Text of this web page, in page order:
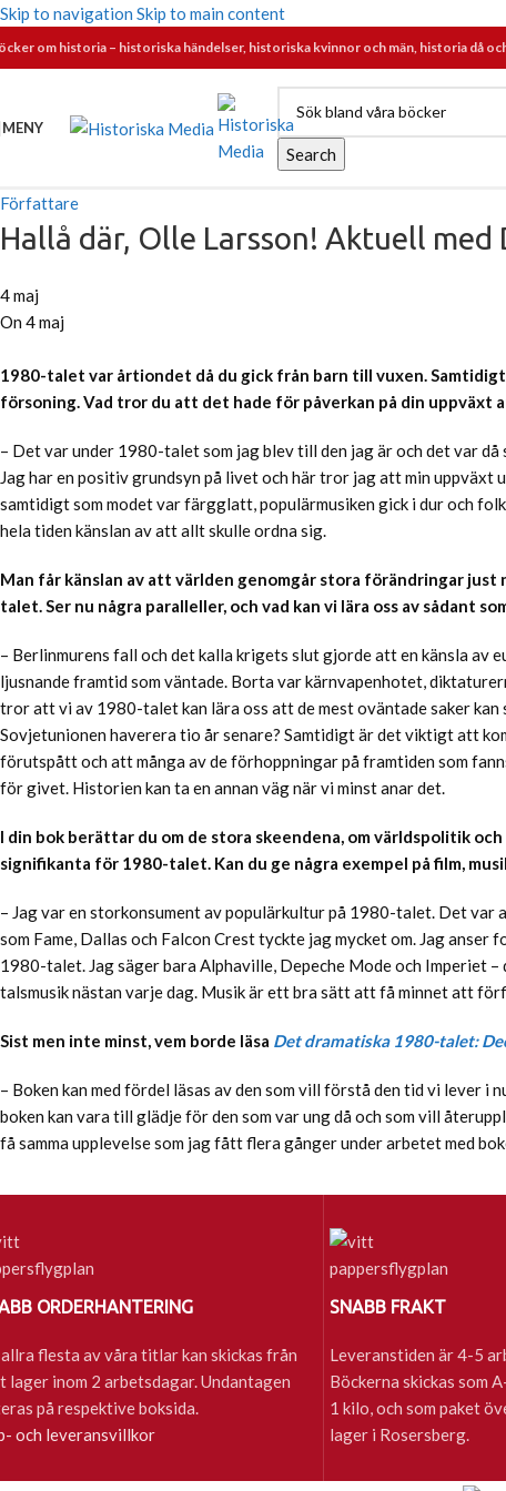
Skip to navigation Skip to main content
om historia – historiska händelser, historiska kvinnor och män, historia då
MENY
Search
Författare
Hallå där, Olle Larsson! Aktuell
4 maj
On 4 maj
1980-talet var årtiondet då du gick från barn till vuxen.
försoning. Vad tror du att det hade för påverkan på din uppväxt
– Det var under 1980-talet som jag blev till den jag är och det var
Jag har en positiv grundsyn på livet och här tror jag att min
samtidigt som modet var färgglatt, populärmusiken gick i dur och
hela tiden känslan av att allt skulle ordna sig.
Man får känslan av att världen genomgår stora förändringar just
talet. Ser nu några paralleller, och vad kan vi lära oss av sådant
– Berlinmurens fall och det kalla krigets slut gjorde att en känsla av
ljusnande framtid som väntade. Borta var kärnvapenhotet,
tror att vi av 1980-talet kan lära oss att de mest oväntade saker
Sovjetunionen haverera tio år senare? Samtidigt är det viktigt att
förutspått och att många av de förhoppningar på framtiden som
för givet. Historien kan ta en annan väg när vi minst anar det.
I din bok berättar du om de stora skeendena, om världspolitik
signifikanta för 1980-talet. Kan du ge några exempel på film,
– Jag var en storkonsument av populärkultur på 1980-talet. Det
som Fame, Dallas och Falcon Crest tyckte jag mycket om. Jag
1980-talet. Jag säger bara Alphaville, Depeche Mode och Imperiet
talsmusik nästan varje dag. Musik är ett bra sätt att få minnet att
Sist men inte minst, vem borde läsa Det dramatiska 1980-talet:
– Boken kan med fördel läsas av den som vill förstå den tid vi lever
boken kan vara till glädje för den som var ung då och som vill
få samma upplevelse som jag fått flera gånger under arbetet med
ORDERHANTERING
flesta av våra titlar kan skickas från
lager inom 2 arbetsdagar. Undantagen
på respektive boksida.
och leveransvillkor
SNABB FRAKT
Leveranstiden är 4-5
Böckerna skickas som
1 kilo, och som paket
lager i Rosersberg.